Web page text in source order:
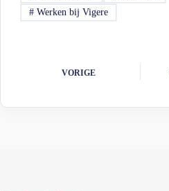
#Werken bij Vigere
VORIGE